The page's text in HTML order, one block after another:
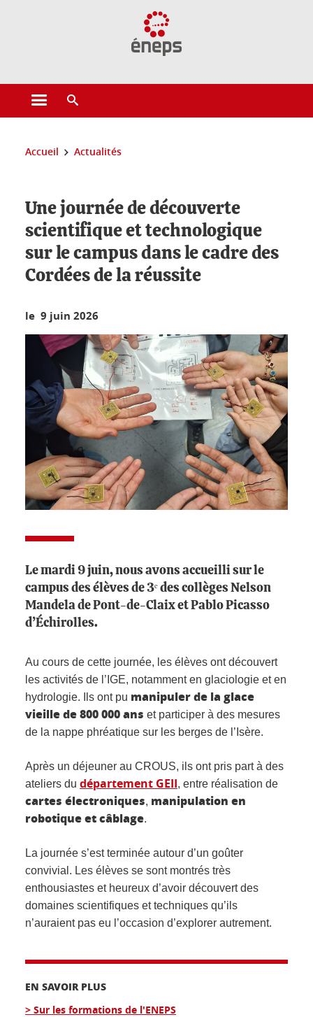
Ouvrir le menu principal
Vous êtes ici :
Accueil Actualités
Une journée de découverte
scientifique et technologique
sur le campus dans le cadre des
Cordées de la réussite
le 9 juin 2026
Le mardi 9 juin, nous avons accueilli sur le
campus des élèves de 3ᵉ des collèges Nelson
Mandela de Pont-de-Claix et Pablo Picasso
d’Échirolles.
Au cours de cette journée, les élèves ont découvert
les activités de l’IGE, notamment en glaciologie et en
hydrologie. Ils ont pu manipuler de la glace
vieille de 800 000 ans et participer à des mesures
de la nappe phréatique sur les berges de l’Isère.
Après un déjeuner au CROUS, ils ont pris part à des
ateliers du département GEII, entre réalisation de
cartes électroniques, manipulation en
robotique et câblage.
La journée s’est terminée autour d’un goûter
convivial. Les élèves se sont montrés très
enthousiastes et heureux d’avoir découvert des
domaines scientifiques et techniques qu’ils
n’auraient pas eu l’occasion d’explorer autrement.
EN SAVOIR PLUS
> Sur les formations de l'ENEPS